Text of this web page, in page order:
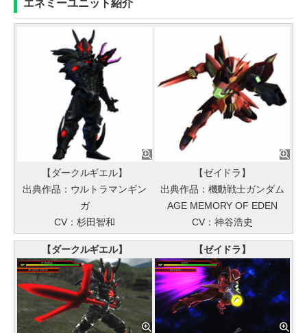
エネミーユニット紹介
【ダークルギエル】
出典作品：ウルトラマンギン
ガ
CV：杉田智和
【ゼイドラ】
出典作品：機動戦士ガンダム
AGE MEMORY OF EDEN
CV：神谷浩史
【ダークルギエル】 【ゼイドラ】